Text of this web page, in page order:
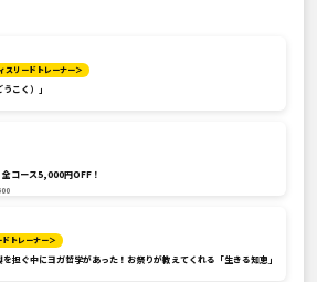
リードトレーナー＞
こく）」
コース5,000円OFF！
トレーナー＞
担ぐ中にヨガ哲学があった！お祭りが教えてくれる「生きる知恵」